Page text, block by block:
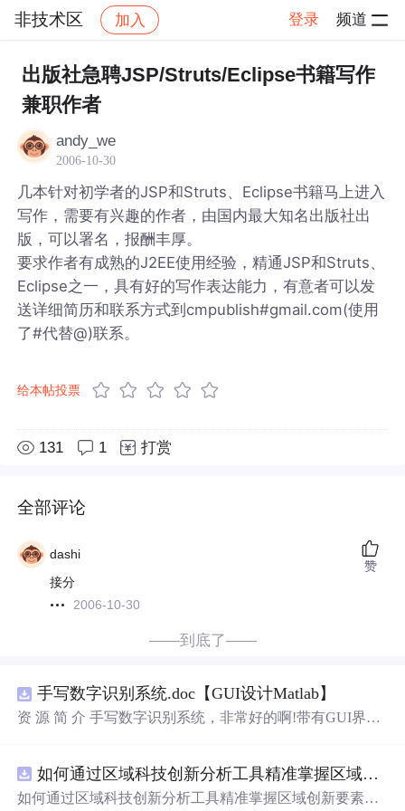
非技术区 加入 登录 频道
社区 非技术区 帖子详情
出版社急聘JSP/Struts/Eclipse书籍写作
兼职作者
andy_we
2006-10-30
几本针对初学者的JSP和Struts、Eclipse书籍马上进入
写作，需要有兴趣的作者，由国内最大知名出版社出
版，可以署名，报酬丰厚。
要求作者有成熟的J2EE使用经验，精通JSP和Struts、
Eclipse之一，具有好的写作表达能力，有意者可以发
送详细简历和联系方式到cmpublish#gmail.com(使用
了#代替@)联系。
给本帖投票
131 1 打赏
全部评论
dashi
接分
2006-10-30
赞
——到底了——
手写数字识别系统.doc【GUI设计Matlab】
资 源 简 介 手写数字识别系统，非常好的啊!带有GUI界
带有直观的图形用户界面（GUI），非常容易使用。你只
需要将手写数字输入系统，它将立即给出准确的识别结
如何通过区域科技创新分析工具精准掌握区域创新要素分布与产业链融合现状？.docx
如何通过区域科技创新分析工具精准掌握区域创新要素分